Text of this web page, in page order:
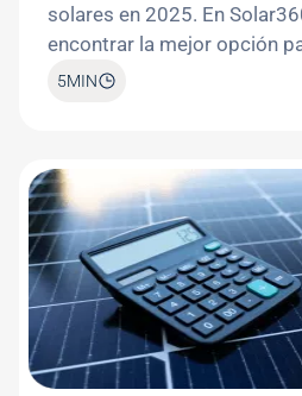
solares en 2025. En
encontrar la mejor opción
negocio.
5MIN
Image